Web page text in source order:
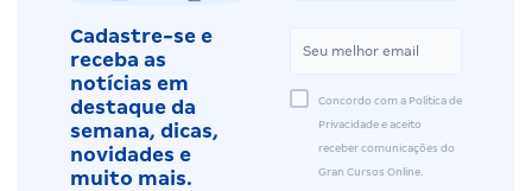
Cadastre-se e
receba as
notícias em
destaque da
semana, dicas,
novidades e
muito mais.
Concordo com a Política de
Privacidade e aceito
receber comunicações do
Gran Cursos Online.